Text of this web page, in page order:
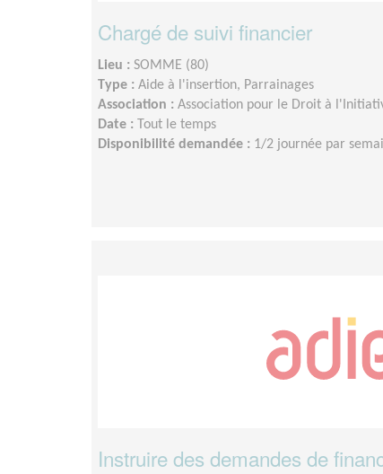
Chargé de suivi financier
Lieu : SOMME (80)
Type : Aide à l'insertion, Parrainages
Association : Association pour le Droit à
Date :
Tout le temps
Disponibilité demandée : 1/2 journée par
Instruire des demandes de